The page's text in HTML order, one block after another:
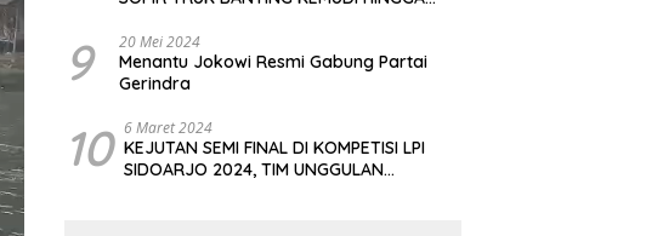
9 20 Mei 2024
Menantu Jokowi Resmi Gabung Partai
Gerindra
10 6 Maret 2024
KEJUTAN SEMI FINAL DI KOMPETISI LPI
SIDOARJO 2024, TIM UNGGULAN